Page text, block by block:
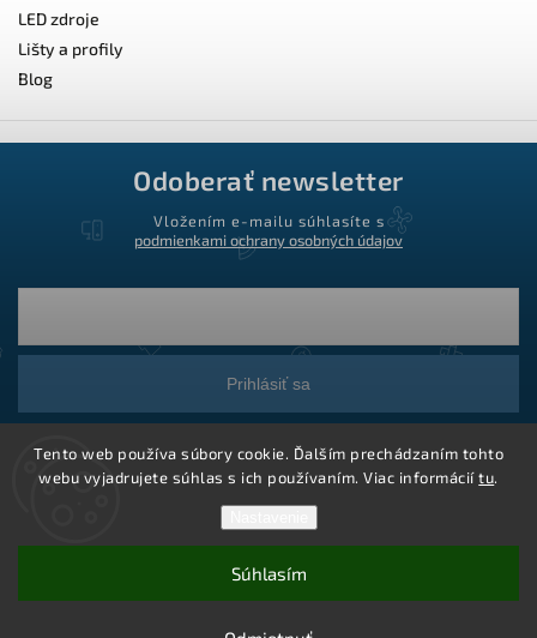
Tento web používa súbory cookie. Ďalším prechádzaním tohto
webu vyjadrujete súhlas s ich používaním. Viac informáciítu.
Súhlasím
LED zdroje
Lišty a profily
Blog
Odoberať newsletter
Vložením e-mailu súhlasíte s
podmienkami ochrany osobných údajov
Prihlásiť sa
Vytvoril Shoptet